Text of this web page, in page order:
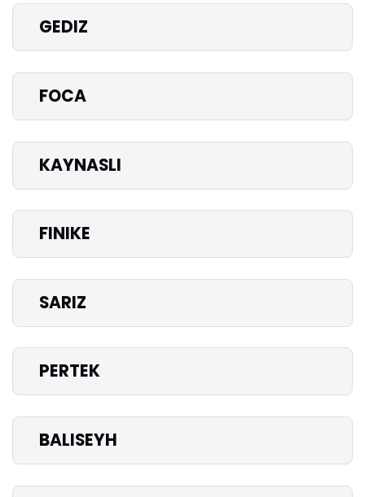
GEDIZ
FOCA
KAYNASLI
FINIKE
SARIZ
PERTEK
BALISEYH